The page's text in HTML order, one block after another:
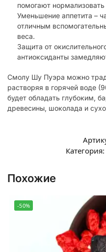
помогают
Уменьшение аппетита –
отличным
веса.
Защита от
антиоксиданты
Смолу Шу Пуэра можно
растворяя в горячей воде
будет обладать глубоким,
древесины, шоколада и
Категория:
Похожие
-50%